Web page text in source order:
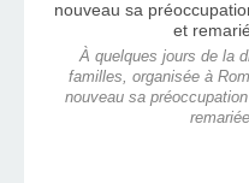
À quelques jours de la
familles, organisée à
nouveau sa